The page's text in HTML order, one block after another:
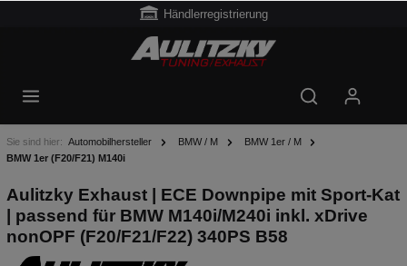
Händlerregistrierung
Sie sind hier: Automobilhersteller BMW / M
BMW 1er / M
BMW 1er (F20/F21) M140i
Aulitzky Exhaust | ECE Downpipe mit Sport-Kat
| passend für BMW M140i/M240i inkl. xDrive
nonOPF (F20/F21/F22) 340PS B58